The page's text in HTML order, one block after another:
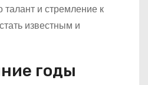
талант и стремление к
известным и
годы